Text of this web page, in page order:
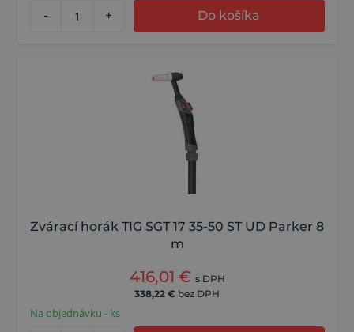
- + Do košíka
Zvárací horák TIG SGT 17 35-50 ST UD Parker 8
m
416,01 € s DPH
338,22 € bez DPH
Na objednávku - ks